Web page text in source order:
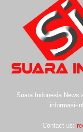
Suara Indonesia News
informasi-
Contact us: